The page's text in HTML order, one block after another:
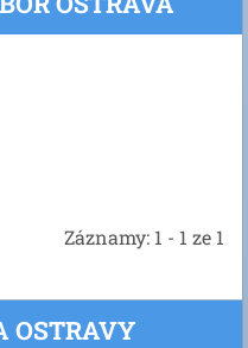
Záznamy: 1 - 1 ze 1
OSTRAVY